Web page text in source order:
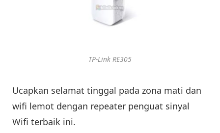
TP-Link RE305
Ucapkan selamat tinggal pada zona mati dan
wifi lemot dengan repeater penguat sinyal
Wifi terbaik ini.